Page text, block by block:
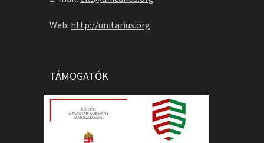
Web: http://unitarius.org
TÁMOGATÓK